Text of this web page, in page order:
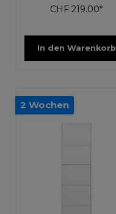
CHF 219.00*
In den Warenkorb
2 Wochen